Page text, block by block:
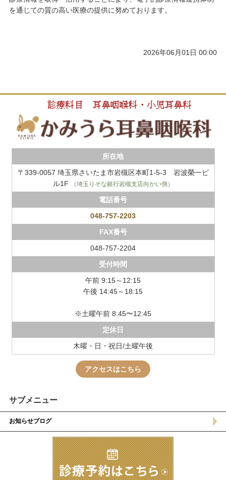
を通じての質の高い医療の提供に努めております。
2026年06月01日 00:00
所在地
〒339-0057 埼玉県さいたま市岩槻区本町1-5-3 岩波榮一ビ
ル1F
（埼玉りそな銀行岩槻支店向かい側）
電話番号
048-757-2203
FAX番号
048-757-2204
受付時間
午前 9:15～12:15
午後 14:45～18:15
※土曜午前 8:45〜12:45
定休日
木曜・日・祝日/土曜午後
アクセスはこちら
サブメニュー
お知らせブログ